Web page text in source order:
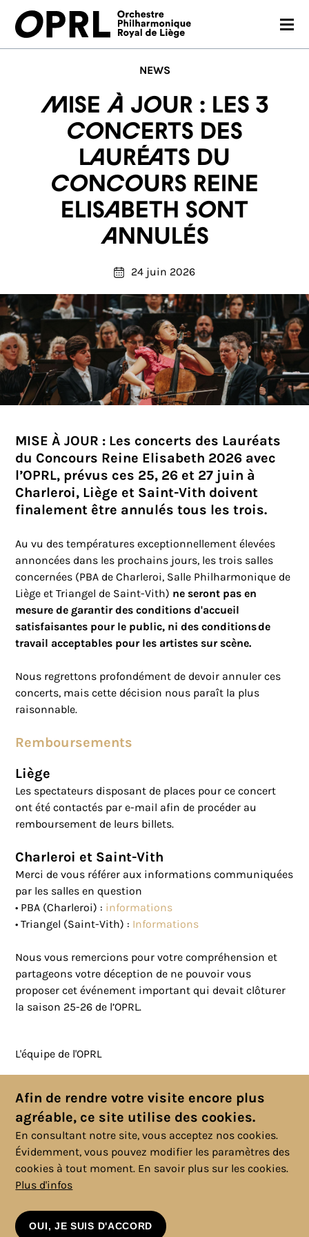
SAISON 26-27
JEUNES PUBLICS
EN PRATIQUE
NEWS
MISE À JOUR : Les 3
concerts des
Lauréats du
Concours Reine
Elisabeth sont
annulés
24 juin 2026
MISE À JOUR : Les concerts des Lauréats
du Concours Reine Elisabeth 2026 avec
l’OPRL, prévus ces 25, 26 et 27 juin à
Charleroi, Liège et Saint-Vith doivent
finalement être annulés tous les trois.
Au vu des températures exceptionnellement élevées
annoncées dans les prochains jours, les trois salles
concernées (PBA de Charleroi, Salle Philharmonique de
Liège et Triangel de Saint-Vith) ne seront pas en
mesure de garantir des conditions d'accueil
satisfaisantes pour le public, ni des conditions de
travail acceptables pour les artistes sur scène.
Nous regrettons profondément de devoir annuler ces
concerts, mais cette décision nous paraît la plus
raisonnable.
Remboursements
Liège
Les spectateurs disposant de places pour ce concert
ont été contactés par e-mail afin de procéder au
remboursement de leurs billets.
Charleroi et Saint-Vith
Merci de vous référer aux informations communiquées
par les salles en question
• PBA (Charleroi) : informations
• Triangel (Saint-Vith) : Informations
Nous vous remercions pour votre compréhension et
partageons votre déception de ne pouvoir vous
proposer cet événement important qui devait clôturer
la saison 25-26 de l’OPRL.
L'équipe de l'OPRL
privée|Mentions légales|Conditions générales
Afin de rendre votre visite encore plus
agréable, ce site utilise des cookies.
En consultant notre site, vous acceptez nos cookies.
Évidemment, vous pouvez modifier les paramètres des
cookies à tout moment. En savoir plus sur les cookies.
Plus d'infos
OUI, JE SUIS D'ACCORD